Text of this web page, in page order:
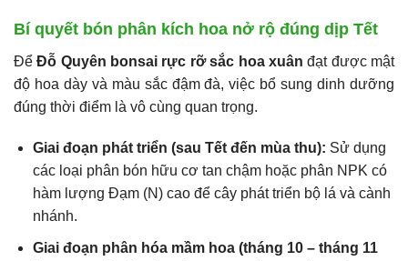
Bí quyết bón phân kích hoa nở rộ đúng dịp Tết
ĐểĐỗ Quyên bonsai rực rỡ sắc hoa xuân đạt được mật
độ hoa dày và màu sắc đậm đà, việc bổ sung dinh dưỡng
đúng thời điểm là vô cùng quan trọng.
Giai đoạn phát triển (sau Tết đến mùa thu): Sử dụng
các loại phân bón hữu cơ tan chậm hoặc phân NPK có
hàm lượng Đạm (N) cao để cây phát triển bộ lá và cành
nhánh.
Giai đoạn phân hóa mầm hoa (tháng 10 – tháng 11